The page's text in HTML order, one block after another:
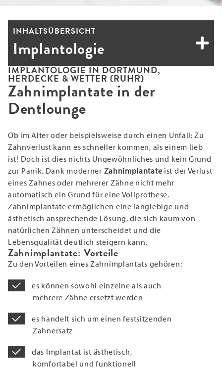
IMPLANTOLOGIE IN DORTMUND,
HERDECKE & WETTER (RUHR)
Zahnimplantate in der
Dentlounge
Ob im Alter oder beispielsweise durch einen Unfall: Zu
Zahnverlust kann es schneller kommen, als einem lieb
ist! Doch ist dies nichts Ungewöhnliches und kein Grund
zur Panik. Dank moderner Zahnimplantate ist der Verlust
eines Zahnes oder mehrerer Zähne nicht mehr
automatisch ein Grund für eine Vollprothese.
Zahnimplantate ermöglichen eine langlebige und
ästhetisch ansprechende Lösung, die sich kaum von
natürlichen Zähnen unterscheidet und die
Lebensqualität deutlich steigern kann.
Zahnimplantate: Vorteile
Zu den Vorteilen eines Zahnimplantats gehören:
es können sowohl einzelne als auch
mehrere Zähne ersetzt werden
es handelt sich um einen festsitzenden
Zahnersatz
das Implantat ist ästhetisch,
komfortabel und funktionell
INHALTSÜBERSICHT
Implantologie